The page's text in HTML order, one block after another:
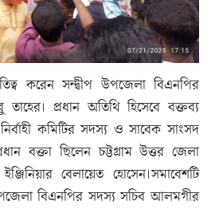
করেন সন্দ্বীপ উপজেলা বিএনপির
প্রধান অতিথি হিসেবে বক্তব্য
কমিটির সদস্য ও সাবেক সাংসদ
বক্তা ছিলেন চট্টগ্রাম উত্তর জেলা
বেলায়েত হোসেন।সমাবেশটি
বিএনপির সদস্য সচিব আলমগীর